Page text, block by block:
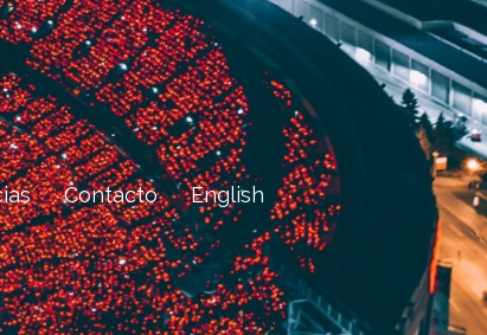
Contacto English